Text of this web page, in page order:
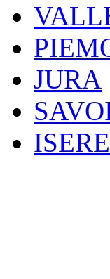
JURA
ISERE